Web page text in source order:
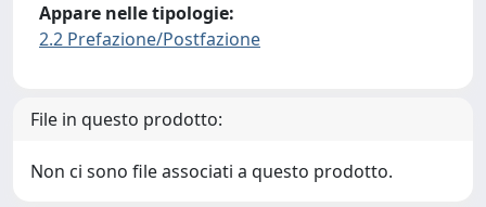
Appare nelle tipologie:
2.2 Prefazione/Postfazione
File in questo prodotto:
Non ci sono file associati a questo prodotto.